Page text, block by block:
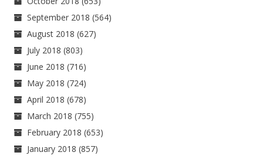
September 2018 (564)
August 2018 (627)
July 2018 (803)
June 2018 (716)
May 2018 (724)
April 2018 (678)
March 2018 (755)
February 2018 (653)
January 2018 (857)